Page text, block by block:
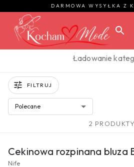
DARMOWA WYSYŁKA Z
Ładowanie
FILTRUJ
Polecane
2 PRODUKTY
PRZEJDŹ DO
Cekinowa rozpinana bluza
Nife